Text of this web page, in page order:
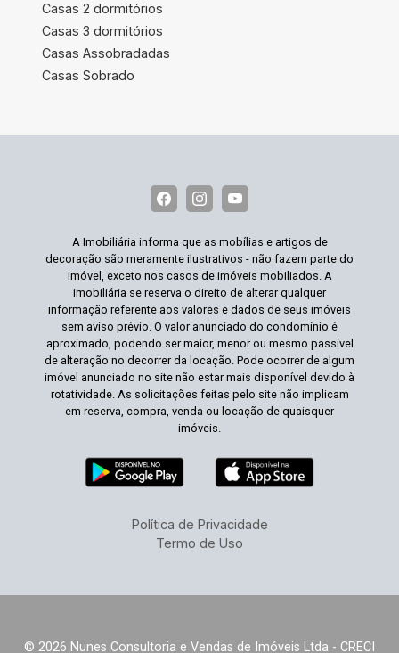
Casas 2 dormitórios
Casas 3 dormitórios
Casas Assobradadas
Casas Sobrado
A Imobiliária informa que as mobílias e artigos de
decoração são meramente ilustrativos - não fazem parte do
imóvel, exceto nos casos de imóveis mobiliados. A
imobiliária se reserva o direito de alterar qualquer
informação referente aos valores e dados de seus imóveis
sem aviso prévio. O valor anunciado do condomínio é
aproximado, podendo ser maior, menor ou mesmo passível
de alteração no decorrer da locação. Pode ocorrer de algum
imóvel anunciado no site não estar mais disponível devido à
rotatividade. As solicitações feitas pelo site não implicam
em reserva, compra, venda ou locação de quaisquer
imóveis.
Política de Privacidade
Termo de Uso
© 2026 Nunes Consultoria e Vendas de Imóveis Ltda - CRECI